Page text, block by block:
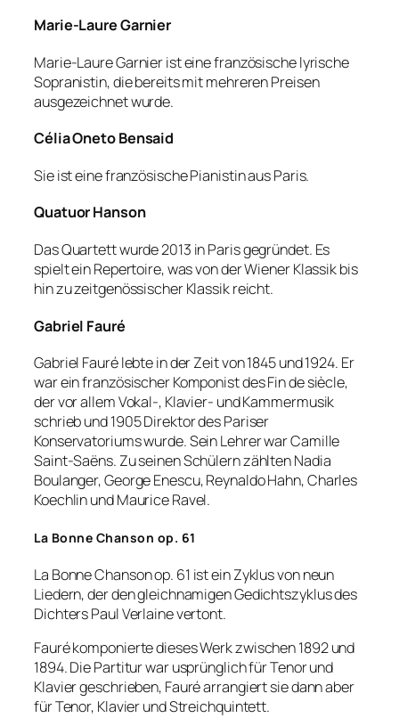
Marie-Laure Garnier
Marie-Laure Garnier ist eine französische lyrische
Sopranistin, die bereits mit mehreren Preisen
ausgezeichnet wurde.
Célia Oneto Bensaid
Sie ist eine französische Pianistin aus Paris.
Quatuor Hanson
Das Quartett wurde 2013 in Paris gegründet. Es
spielt ein Repertoire, was von der Wiener Klassik bis
hin zu zeitgenössischer Klassik reicht.
Gabriel Fauré
Gabriel Fauré lebte in der Zeit von 1845 und 1924. Er
war ein französischer Komponist des Fin de siècle,
der vor allem Vokal-, Klavier- und Kammermusik
schrieb und 1905 Direktor des Pariser
Konservatoriums wurde. Sein Lehrer war Camille
Saint-Saëns. Zu seinen Schülern zählten Nadia
Boulanger, George Enescu, Reynaldo Hahn, Charles
Koechlin und Maurice Ravel.
La Bonne Chanson op. 61
La Bonne Chanson op. 61 ist ein Zyklus von neun
Liedern, der den gleichnamigen Gedichtszyklus des
Dichters Paul Verlaine vertont.
Fauré komponierte dieses Werk zwischen 1892 und
1894. Die Partitur war usprünglich für Tenor und
Klavier geschrieben, Fauré arrangiert sie dann aber
für Tenor, Klavier und Streichquintett.